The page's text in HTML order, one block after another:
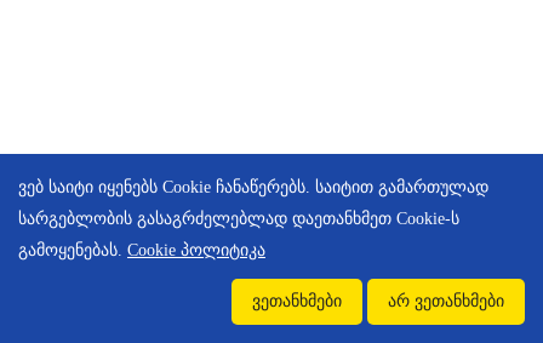
ვებ საიტი იყენებს Cookie ჩანაწერებს. საიტით გამართულად
სარგებლობის გასაგრძელებლად დაეთანხმეთ Cookie-ს
გამოყენებას. Cookie პოლიტიკა
ვეთანხმები არ ვეთანხმები